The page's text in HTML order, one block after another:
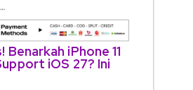
Benarkah iPhone 11
iOS 27? Ini